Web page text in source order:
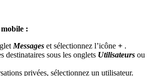
:
Messages et sélectionnez l’icône + .
destinataires sous les onglets Utilisateurs ou
privées, sélectionnez un utilisateur.